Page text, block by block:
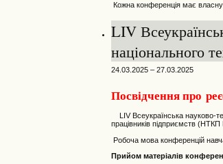
Кожна конференція має власну
LIV
національного
24.03.2025 – 27.03.2025
Посвідчення про
LIV Всеукраїнська науково-
працівників підприємств
Робоча мова конференцій
Прийом матеріалів